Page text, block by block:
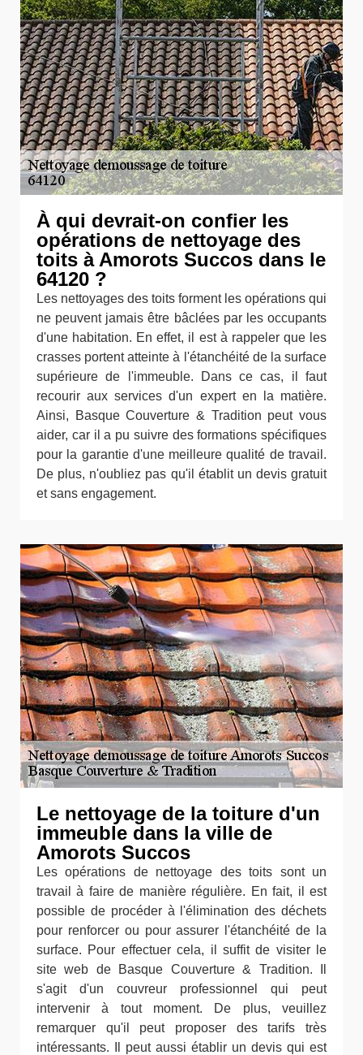
À qui devrait-on confier les
opérations de nettoyage des
toits à Amorots Succos dans le
64120 ?
Les nettoyages des toits forment les opérations qui
ne peuvent jamais être bâclées par les occupants
d'une habitation. En effet, il est à rappeler que les
crasses portent atteinte à l'étanchéité de la surface
supérieure de l'immeuble. Dans ce cas, il faut
recourir aux services d'un expert en la matière.
Ainsi, Basque Couverture & Tradition peut vous
aider, car il a pu suivre des formations spécifiques
pour la garantie d'une meilleure qualité de travail.
De plus, n'oubliez pas qu'il établit un devis gratuit
et sans engagement.
Le nettoyage de la toiture d'un
immeuble dans la ville de
Amorots Succos
Les opérations de nettoyage des toits sont un
travail à faire de manière régulière. En fait, il est
possible de procéder à l'élimination des déchets
pour renforcer ou pour assurer l'étanchéité de la
surface. Pour effectuer cela, il suffit de visiter le
site web de Basque Couverture & Tradition. Il
s'agit d'un couvreur professionnel qui peut
intervenir à tout moment. De plus, veuillez
remarquer qu'il peut proposer des tarifs très
intéressants. Il peut aussi établir un devis qui est